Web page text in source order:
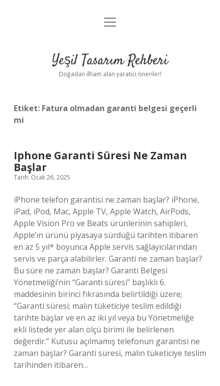
Anasayfa
Yasal Uyarı
menüyü
Yeşil Tasarım Rehberi
Doğadan ilham alan yaratıcı öneriler!
Etiket: Fatura olmadan garanti belgesi geçerli
mi
Iphone Garanti Süresi Ne Zaman
Başlar
Tarih: Ocak 26, 2025
iPhone telefon garantisi ne zaman başlar? iPhone,
iPad, iPod, Mac, Apple TV, Apple Watch, AirPods,
Apple Vision Pro ve Beats ürünlerinin sahipleri,
Apple’ın ürünü piyasaya sürdüğü tarihten itibaren
en az 5 yıl* boyunca Apple servis sağlayıcılarından
servis ve parça alabilirler. Garanti ne zaman başlar?
Bu süre ne zaman başlar? Garanti Belgesi
Yönetmeliği’nin “Garanti süresi” başlıklı 6.
maddesinin birinci fıkrasında belirtildiği üzere;
“Garanti süresi; malın tüketiciye teslim edildiği
tarihte başlar ve en az iki yıl veya bu Yönetmeliğe
ekli listede yer alan ölçü birimi ile belirlenen
değerdir.” Kutusu açılmamış telefonun garantisi ne
zaman başlar? Garanti süresi, malın tüketiciye teslim
tarihinden itibaren…